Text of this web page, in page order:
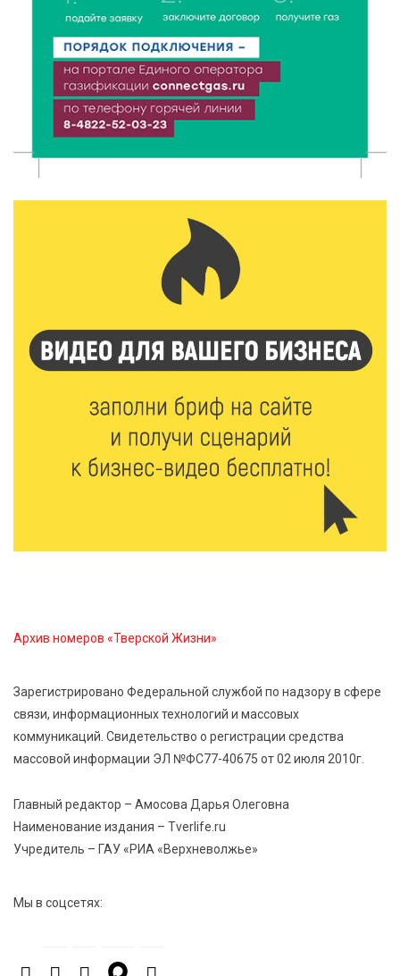
Исследование: ежемесячная смена категорий
кешбэка создает волны спроса
6 Авг 2026 16:28 459
Тверские «Романтики» покорили Витебск своей
хореографией
Виталий Королев наградил строителей и
анонсировал новые проекты
Объем выдачи ипотеки в России вырос на 38%
6 Авг 2026 16:01 255
Калининские футболисты представят Тверскую
область на всероссийском марафоне «Земля
спорта»
6 Авг 2026 15:48 608
В Твери создали соединения для кормовых
добавок, повышающие продуктивность
сельхозживотных
Мультфильм своими руками: в Твери дети сняли
ленту по мотивам басни «Карась»
Архив номеров «Тверской Жизни»
Зарегистрировано Федеральной службой по надзору в сфере
связи, информационных технологий и массовых
коммуникаций. Свидетельство о регистрации средства
массовой информации ЭЛ №ФС77-40675 от 02 июля 2010г.
Главный редактор – Амосова Дарья Олеговна
Наименование издания – Tverlife.ru
Учредитель – ГАУ «РИА «Верхневолжье»
Мы в соцсетях: